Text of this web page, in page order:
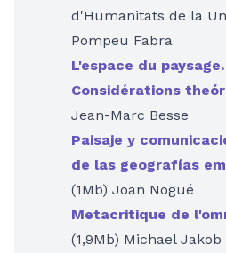
d'Humanitats de la
Pompeu Fabra
L'espace du paysage.
Considérations
Jean-Marc Besse
Paisaje y
de las geografías
(1Mb) Joan Nogué
Metacritique de
(1,9Mb) Michael Jakob